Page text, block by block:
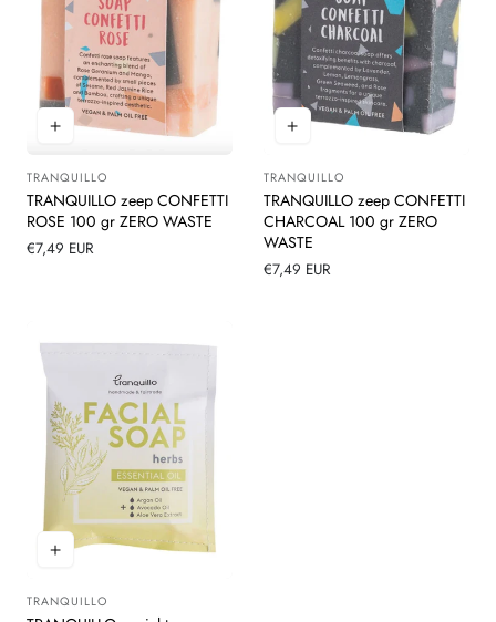
Leverancier:
TRANQUILLO
TRANQUILLO zeep CONFETTI
ROSE 100 gr ZERO WASTE
Normale
€7,49 EUR
Leverancier:
TRANQUILLO
TRANQUILLO zeep CONFETTI
CHARCOAL 100 gr ZERO
WASTE
Normale
€7,49 EUR
Leverancier:
TRANQUILLO